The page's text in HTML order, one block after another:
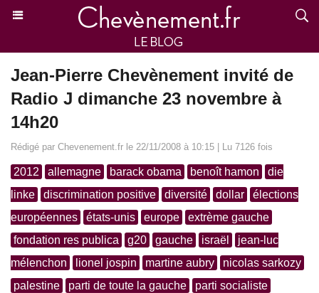
Jean-Pierre Chevènement invité de
Radio J dimanche 23 novembre à
14h20
Rédigé par Chevenement.fr le 22/11/2008 à 10:15 | Lu 7126 fois
2012 allemagne barack obama benoît hamon
die
linke
discrimination positive diversité dollar
élections
européennes
états-unis europe
extrème gauche
fondation res publica
g20 gauche israël
jean-luc
mélenchon
lionel jospin martine aubry
nicolas sarkozy
palestine
parti de toute la gauche
parti socialiste